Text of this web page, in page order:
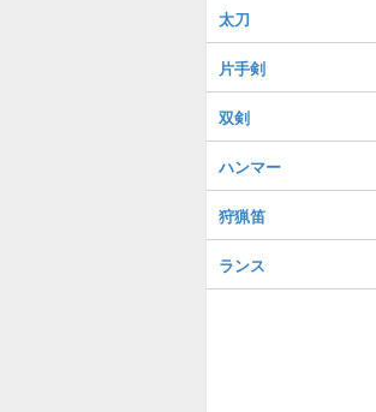
太刀
片手剣
双剣
ハンマー
狩猟笛
ランス